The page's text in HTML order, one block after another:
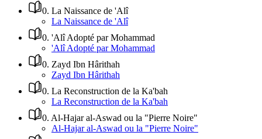
0. La Naissance de 'Alî
La Naissance de 'Alî
0. 'Alî Adopté par Mohammad
'Alî Adopté par Mohammad
0. Zayd Ibn Hârithah
Zayd Ibn Hârithah
0. La Reconstruction de la Ka'bah
La Reconstruction de la Ka'bah
0. Al-Hajar al-Aswad ou la "Pierre Noire"
Al-Hajar al-Aswad ou la "Pierre Noire"